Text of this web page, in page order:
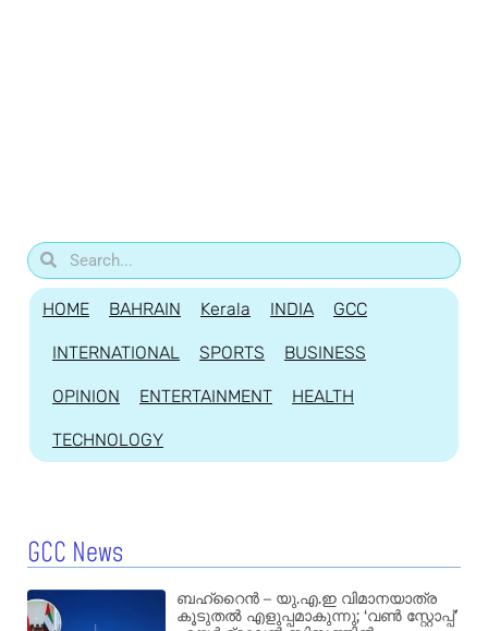
HOME BAHRAIN Kerala INDIA GCC
INTERNATIONAL SPORTS BUSINESS
OPINION ENTERTAINMENT HEALTH
TECHNOLOGY
GCC News
ബഹ്‌റൈൻ – യു.എ.ഇ വിമാനയാത്ര
കൂടുതൽ എളുപ്പമാകുന്നു; ‘വൺ സ്റ്റോപ്പ്’